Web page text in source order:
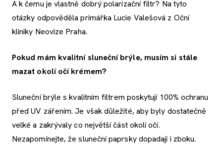
A k čemu je vlastně dobrý polarizační filtr? Na tyto
otázky odpověděla primářka Lucie Valešová z Oční
kliniky Neovize Praha.
Pokud mám kvalitní sluneční brýle, musím si stále
mazat okolí očí krémem?
Sluneční brýle s kvalitním filtrem poskytují 100% ochranu
před UV zářením. Je však důležité, aby byly dostatečně
velké a zakrývaly co největší část okolí očí.
Nezapomínejte, že sluneční paprsky dopadají i zboku.